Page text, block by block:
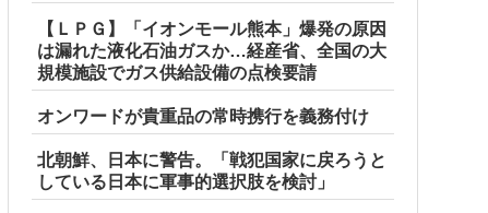
【ＬＰＧ】「イオンモール熊本」爆発の原因
は漏れた液化石油ガスか…経産省、全国の大
規模施設でガス供給設備の点検要請
オンワードが貴重品の常時携行を義務付け
北朝鮮、日本に警告。「戦犯国家に戻ろうと
している日本に軍事的選択肢を検討」